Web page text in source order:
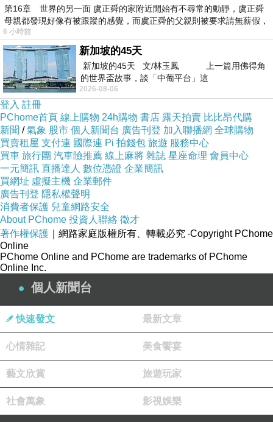
休」的美好經驗，鼓勵他人加入。
最近我在社群平台上與台灣網友們討論彼此對「微退休」的看法，發現
大家普遍都支持這個概念。且不論年齡層，許多人表示「微退休」是他
們的「現在進行式」或「過去式」。
然而，也有網友對此提出擔憂，認為礙於台灣普遍的社會價值觀及文化
背景、傳統家庭觀與職業成就壓力，甚至年齡太大不容易找工作等因
素，若要選擇「微退休」，最好是「不婚、不生、不貸」，才有可能實
現。許多人也有提到，自由接案或數位遊牧者較容易實現「微退休」的
生活模式。
此外，不少網友也提起一些在國外常被討論的風險與挑戰，例如如何維
持微退休時的經濟及財務穩定？如何避免負債？以及是否會對自己原本
的福利、保險及退休帳戶，甚至職涯長期發展產生負面影響等問題。
第16章 世界的另一面 虞正舜的家附近開始有不尋常的動靜，虞正舜
母親都發現好像有被跟蹤的感覺，而虞正舜的父親則被要求請無薪假，
6 小時前
新加坡的45天
新加坡的45天 文/林玉鳳 上一篇用佛得角
的世界盃故事，談「中葡平台」這
2026-08-06
登入 註冊
PChome首頁 線上購物 24h購物 書店 露天拍賣 比比昂代購
新聞 /氣象 股市 個人新聞台 廣告刊登 加入聯播網 全球購物
買賣租屋 支付連 國際連 Pi 拍錢包 旅遊 服務中心
買車 旅行團 汽車險推薦 線上麻將 雜誌 星座命理 會員中心
一元簡訊 直播達人 數位憑證 企業簡訊
買網址 虛擬主機 企業郵件
廣告刊登 隱私權聲明
消費者保護 兒童網路安全
About PChome 投資人聯絡 徵才
著作權保護 ｜網路家庭版權所有、轉載必究 ‧Copyright PChome
Online
PChome Online and PChome are trademarks of PChome
Online Inc.
個人新聞台
快速發文 最新文章
心情雜記 美食饗宴
藝文欣賞 旅遊玩家
社會萬象 影視娛樂